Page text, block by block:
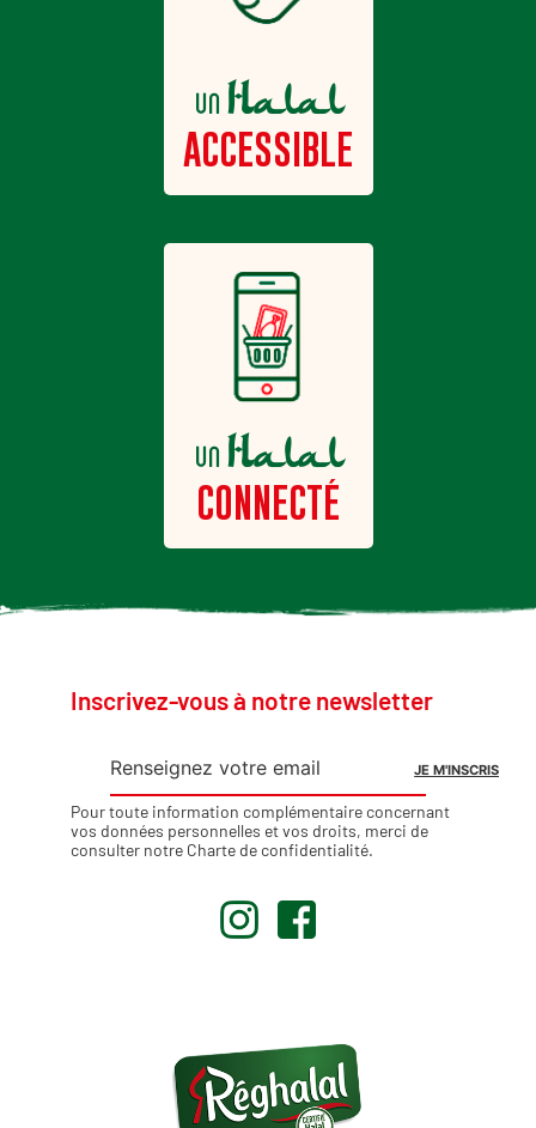
unHalal
ACCESSIBLE
unHalal
CONNECTÉ
Inscrivez-vous à notre newsletter
Pour toute information complémentaire concernant
vos données personnelles et vos droits, merci de
consulter notre Charte de confidentialité.
. .